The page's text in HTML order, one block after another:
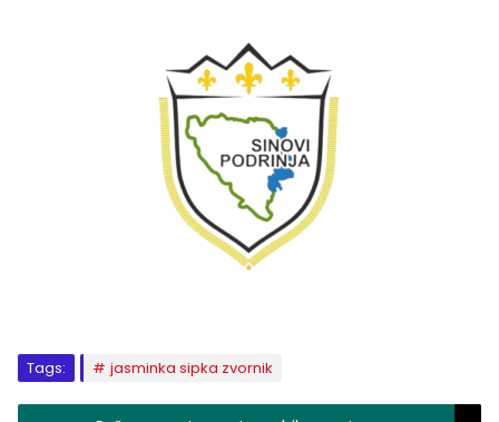
Tags: jasminka sipka zvornik